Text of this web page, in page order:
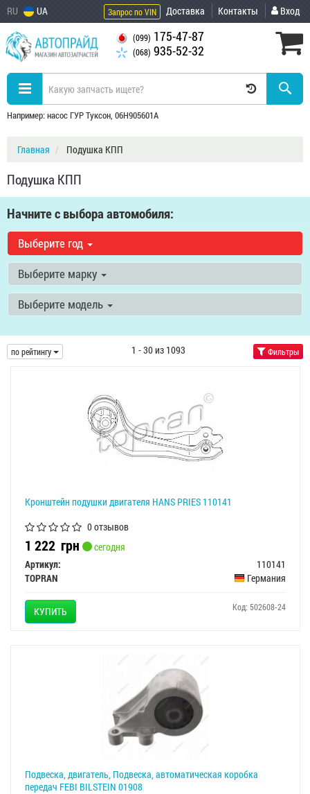
RU UA Запрос по VIN Доставка Контакты Вход
(099) 175-47-87
(068) 935-52-32
Например: насос ГУР Туксон, 06H905601A
Главная Подушка КПП
Подушка КПП
Начните с выбора автомобиля:
Выберите год
Выберите марку
Выберите модель
по рейтингу 1 - 30 из 1093 Фильтры
Кронштейн подушки двигателя HANS PRIES 110141
0 отзывов
1 222 грн
сегодня
Артикул:
110141
TOPRAN
Германия
КУПИТЬ Код: 502608-24
Подвеска, двигатель, Подвеска, автоматическая коробка
передач FEBI BILSTEIN 01908